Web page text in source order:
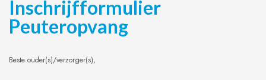
Inschrijfformulier
Peuteropvang
Beste ouder(s)/verzorger(s),